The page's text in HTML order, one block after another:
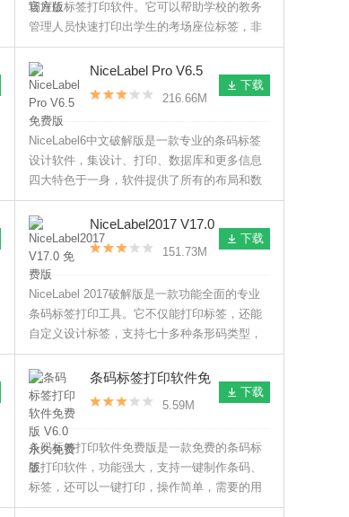
场座位标签打印软件。它可以帮助学校的教务
管理人员快速打印出学生的考场座位标签，非
常实用。有需要的用户不要错过了。
NiceLabel Pro V6.5
免费版
216.66M
下载
NiceLabel6中文破解版是一款专业的条码标签
设计软件，集设计、打印、数据库和更多信息
四大特色于一身，软件提供了所有的布局和数
据功能，基本上满足了各行各业的需求，经过
破解之后更是可以让你免费使用软件的全部功
能。
NiceLabel2017 V17.0
免费版
151.73M
下载
NiceLabel 2017破解版是一款功能全面的专业
条码标签打印工具。它不仅能打印标签，还能
自定义设计标签，支持七十多种条形码类型，
不用花太多时间便可以制作出标准的条码。
条码标签打印软件免
费版 V6.0 永久免费
5.59M
下载
条码标签打印软件免费版是一款免费的条码标
签打印软件，功能强大，支持一键制作条码、
标签，还可以一键打印，操作简单，需要的用
户赶紧来本站下载吧。